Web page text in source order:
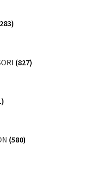
(827)
(580)